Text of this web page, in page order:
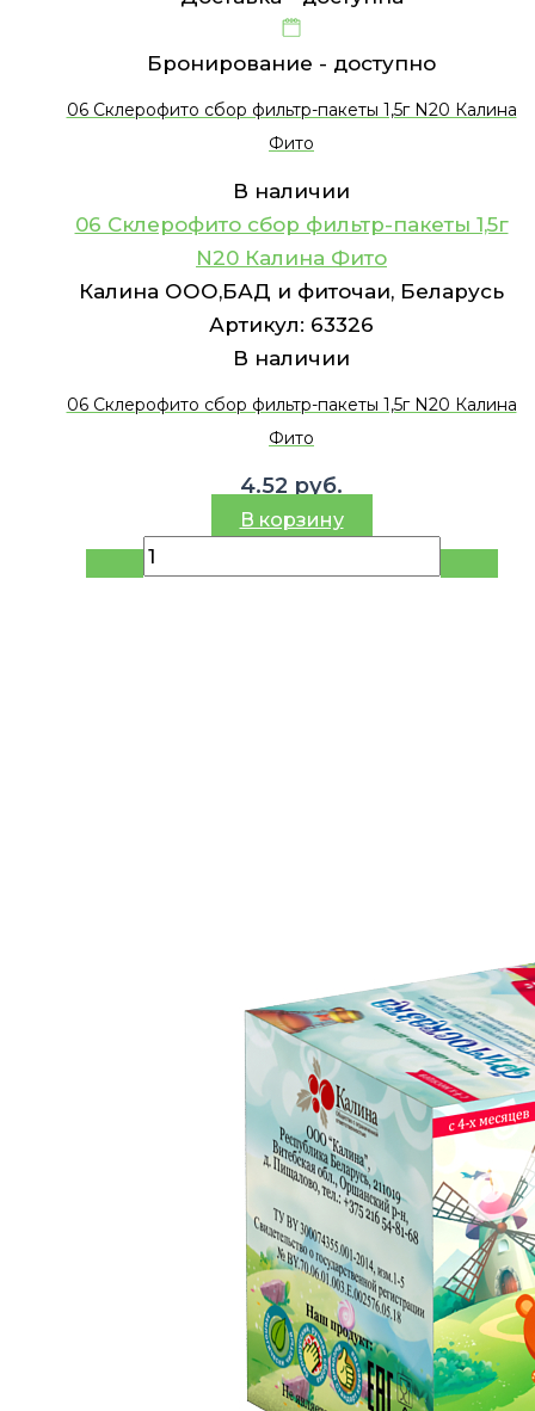
Бронирование - доступно
06 Склерофито сбор фильтр-пакеты 1,5г N20 Калина
Фито
В наличии
06 Склерофито сбор фильтр-пакеты 1,5г
N20 Калина Фито
Калина ООО,БАД и фиточаи, Беларусь
Артикул: 63326
В наличии
06 Склерофито сбор фильтр-пакеты 1,5г N20 Калина
Фито
4.52 руб.
В корзину